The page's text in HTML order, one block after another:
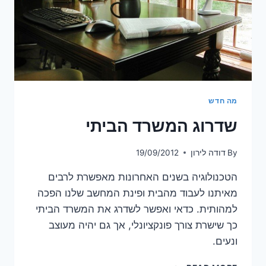
מה חדש
שדרוג המשרד הביתי
By דודה לירון 19/09/2012
הטכנולוגיה בשנים האחרונות מאפשרת לרבים
מאיתנו לעבוד מהבית ופינת המחשב שלנו הפכה
למהותית. כדאי ואפשר לשדרג את המשרד הביתי
כך שישרת צורך פונקציונלי, אך גם יהיה מעוצב
ונעים.